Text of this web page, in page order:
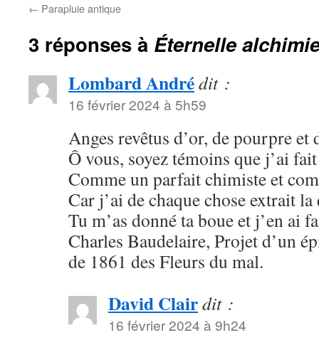
← Parapluie antique
3 réponses à Éternelle
Lombard Andrédit :
16 février 2024 à 5h59
Anges revêtus d’or, de pourpre et
Ô vous, soyez témoins que j’ai
Comme un parfait chimiste et
Car j’ai de chaque chose extrait la
Tu m’as donné ta boue et j’en ai
Charles Baudelaire, Projet d’un
de 1861 des Fleurs du mal.
David Clairdit :
16 février 2024 à 9h24